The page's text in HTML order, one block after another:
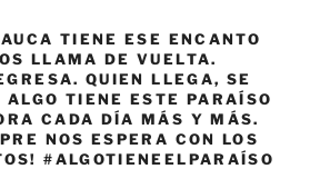
TIENE ESE ENCANTO
LLAMA DE VUELTA.
QUIEN LLEGA, SE
ALGO TIENE ESTE PARAÍSO
CADA DÍA MÁS Y MÁS.
NOS ESPERA CON LOS
#ALGOTIENEELPARAÍSO